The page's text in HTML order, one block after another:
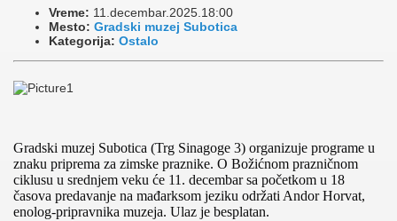
Vreme: 11.decembar.2025.18:00
Mesto: Gradski muzej Subotica
Kategorija: Ostalo
Gradski muzej Subotica (Trg Sinagoge 3) organizuje programe u
znaku priprema za zimske praznike. O Božićnom prazničnom
ciklusu u srednjem veku će 11. decembar sa početkom u 18
časova predavanje na mađarksom jeziku održati Andor Horvat,
enolog-pripravnika muzeja. Ulaz je besplatan.